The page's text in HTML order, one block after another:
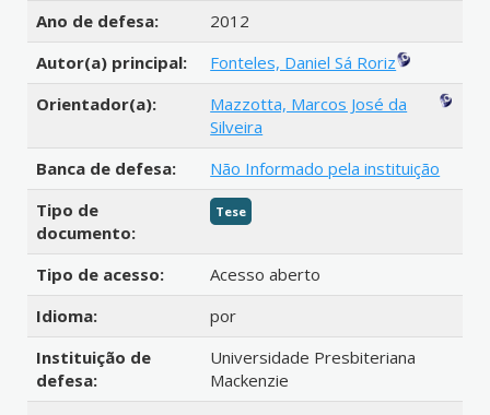
Detalhes bibliográficos
Ano de defesa:
2012
Autor(a) principal:
Fonteles, Daniel Sá Roriz
Orientador(a):
Mazzotta, Marcos José da
Silveira
Banca de defesa:
Não Informado pela instituição
Tipo de
documento:
Tese
Tipo de acesso:
Acesso aberto
Idioma:
por
Instituição de
defesa:
Universidade Presbiteriana
Mackenzie